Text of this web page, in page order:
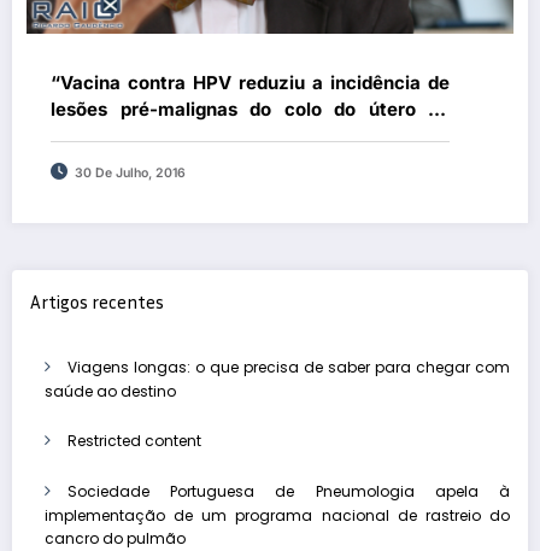
“Vacina contra HPV reduziu a incidência de
lesões pré-malignas do colo do útero na
ordem dos 70%”
30 De Julho, 2016
Artigos recentes
Viagens longas: o que precisa de saber para chegar com
saúde ao destino
Restricted content
Sociedade Portuguesa de Pneumologia apela à
implementação de um programa nacional de rastreio do
cancro do pulmão